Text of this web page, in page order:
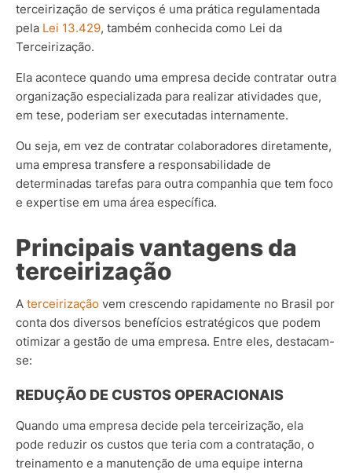
terceirização de serviços é uma prática regulamentada
pela Lei 13.429, também conhecida como Lei da
Terceirização.
Ela acontece quando uma empresa decide contratar outra
organização especializada para realizar atividades que,
em tese, poderiam ser executadas internamente.
Ou seja, em vez de contratar colaboradores diretamente,
uma empresa transfere a responsabilidade de
determinadas tarefas para outra companhia que tem foco
e expertise em uma área específica.
Principais vantagens da
terceirização
A terceirização vem crescendo rapidamente no Brasil por
conta dos diversos benefícios estratégicos que podem
otimizar a gestão de uma empresa. Entre eles, destacam-
se:
REDUÇÃO DE CUSTOS OPERACIONAIS
Quando uma empresa decide pela terceirização, ela
pode reduzir os custos que teria com a contratação, o
treinamento e a manutenção de uma equipe interna